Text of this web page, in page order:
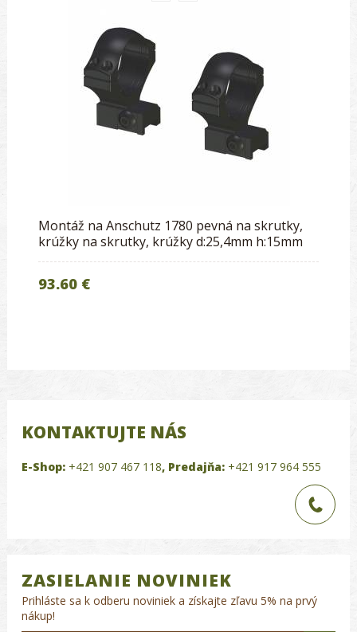
Montáž na Anschutz 1780 pevná na skrutky,
krúžky na skrutky, krúžky d:25,4mm h:15mm
93.60 €
KONTAKTUJTE NÁS
E-Shop: +421 907 467 118, Predajňa: +421 917 964 555
ZASIELANIE NOVINIEK
Prihláste sa k odberu noviniek a získajte zľavu 5% na prvý
nákup!